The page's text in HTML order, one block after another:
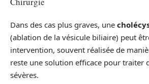
Dans des cas plus graves, une
(ablation de la vésicule biliaire) peut
intervention, souvent réalisée de
reste une solution efficace pour traiter
sévères.